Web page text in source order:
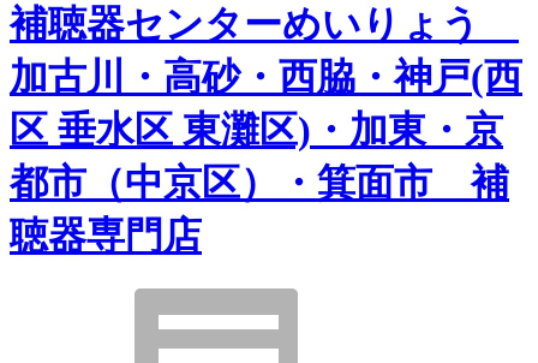
補聴器センターめいりょう
加古川・高砂・西脇・神戸(西
区 垂水区 東灘区)・加東・京
都市（中京区）・箕面市 補
聴器専門店